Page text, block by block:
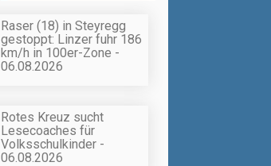
Raser (18) in Steyregg
gestoppt: Linzer fuhr 186
km/h in 100er-Zone -
06.08.2026
Rotes Kreuz sucht
Lesecoaches für
Volksschulkinder -
06.08.2026